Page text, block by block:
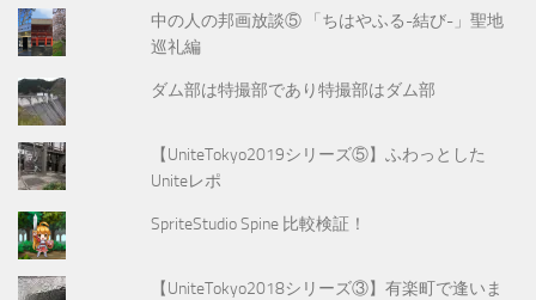
中の人の邦画放談⑤ 「ちはやふる-結び-」聖地
巡礼編
ダム部は特撮部であり特撮部はダム部
【UniteTokyo2019シリーズ⑤】ふわっとした
Uniteレポ
SpriteStudio Spine 比較検証！
【UniteTokyo2018シリーズ③】有楽町で逢いま